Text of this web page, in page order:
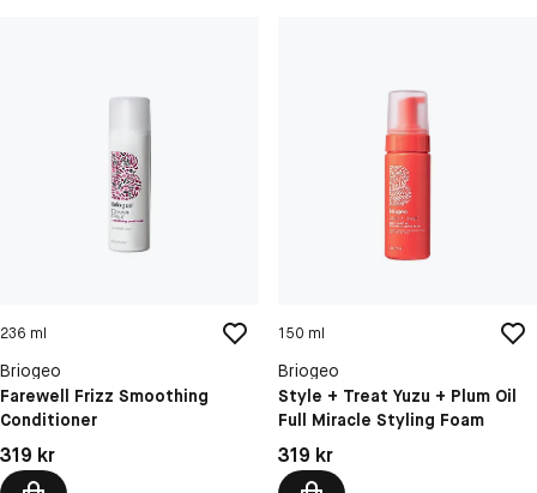
236 ml
Briogeo
Farewell Frizz Smoothing
Conditioner
Pris: 319 kr
319 kr
150 ml
Briogeo
Style + Treat Yuzu + Plum Oil
Full Miracle Styling Foam
Pris: 319 kr
319 kr